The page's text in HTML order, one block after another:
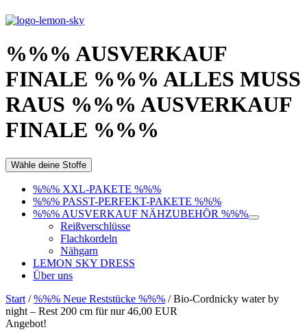
%%% AUSVERKAUF
FINALE %%% ALLES MUSS
RAUS %%% AUSVERKAUF
FINALE %%%
Wähle deine Stoffe
%%% XXL-PAKETE %%%
%%% PASST-PERFEKT-PAKETE %%%
%%% AUSVERKAUF NÄHZUBEHÖR %%%
Reißverschlüsse
Flachkordeln
Nähgarn
LEMON SKY DRESS
Über uns
Start /%%% Neue Reststücke %%% / Bio-Cordnicky water by
night – Rest 200 cm für nur 46,00 EUR
Angebot!